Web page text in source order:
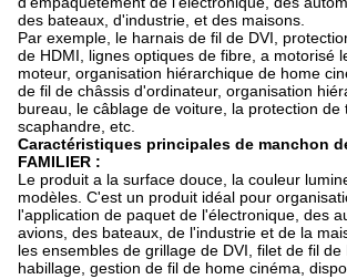
des bateaux, d'industrie, et des maisons.
Par exemple, le harnais de fil de DVI,
de HDMI, lignes optiques de fibre, a motorisé
moteur, organisation hiérarchique de home
de fil de châssis d'ordinateur, organisation
bureau, le câblage de voiture, la protection de
scaphandre, etc.
Caractéristiques principales de manchon
FAMILIER :
Le produit a la surface douce, la couleur
modèles. C'est un produit idéal pour
l'application de paquet de l'électronique, des
avions, des bateaux, de l'industrie et de la
les ensembles de grillage de DVI, filet de fil
habillage, gestion de fil de home cinéma,